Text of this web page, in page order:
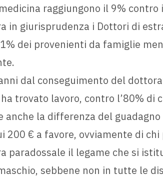
raggiungono il 9%
in giurisprudenza i Dottori di
dei provenienti da famiglie
dal conseguimento del
trovato lavoro, contro l’80% di
anche la differenza del
200 € a favore, ovviamente di
paradossale il legame che si
sebbene non in tutte le